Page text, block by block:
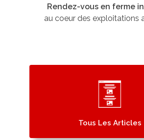
Rendez-vous en ferme
au coeur des exploitations
Tous Les Articles